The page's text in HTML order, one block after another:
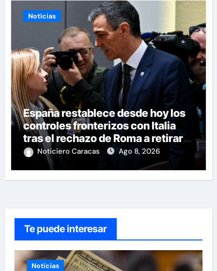
Noticias
España restablece desde hoy los
controles fronterizos con Italia
tras el rechazo de Roma a retirar
las restricciones
Noticiero Caracas Ago 8, 2026
Te puede interesar
Noticias